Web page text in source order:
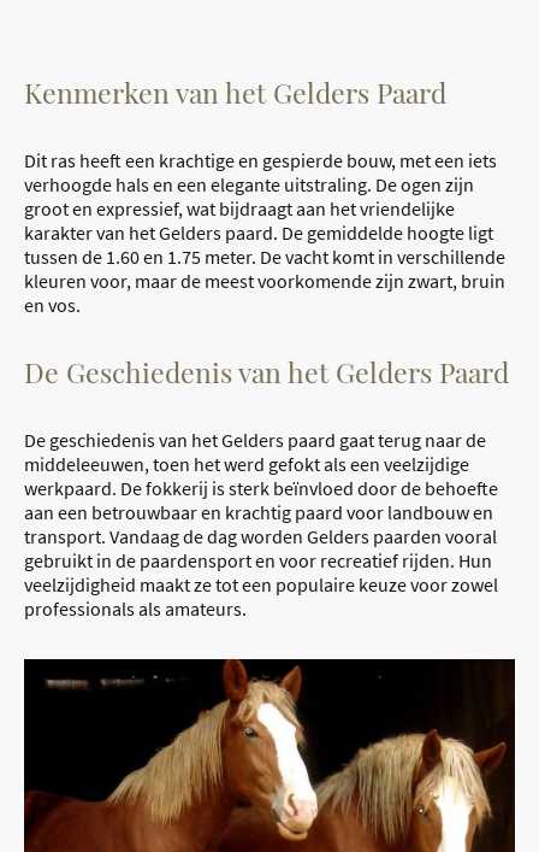
Kenmerken van het Gelders Paard
Dit ras heeft een krachtige en gespierde bouw, met een iets
verhoogde hals en een elegante uitstraling. De ogen zijn
groot en expressief, wat bijdraagt aan het vriendelijke
karakter van het Gelders paard. De gemiddelde hoogte ligt
tussen de 1.60 en 1.75 meter. De vacht komt in verschillende
kleuren voor, maar de meest voorkomende zijn zwart, bruin
en vos.
De Geschiedenis van het Gelders Paard
De geschiedenis van het Gelders paard gaat terug naar de
middeleeuwen, toen het werd gefokt als een veelzijdige
werkpaard. De fokkerij is sterk beïnvloed door de behoefte
aan een betrouwbaar en krachtig paard voor landbouw en
transport. Vandaag de dag worden Gelders paarden vooral
gebruikt in de paardensport en voor recreatief rijden. Hun
veelzijdigheid maakt ze tot een populaire keuze voor zowel
professionals als amateurs.